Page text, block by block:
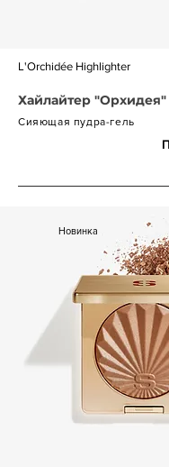
L'Orchidée Highlighter
Хайлайтер "Орхидея"
Сияющая пудра-гель
Новинка